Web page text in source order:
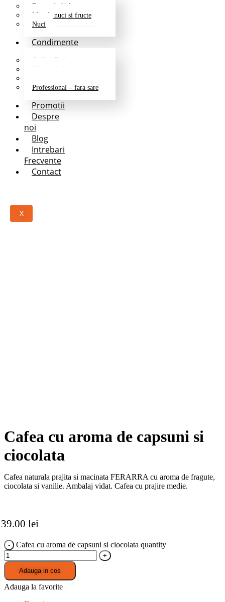
Fructe deshidratate
Mix de nuci si fructe
Nuci
Condimente
Grill si Barbeque
Mixuri de baza
Pentru cartofi
Professional – fara sare
Promotii
Despre
noi
Blog
Intrebari
Frecvente
Contact
X
Cafea cu aroma de capsuni si
ciocolata
Cafea naturala prajita si macinata FERARRA cu aroma de fragute,
ciocolata si vanilie. Ambalaj vidat. Cafea cu prajire medie.
39.00 lei
Cafea cu aroma de capsuni si ciocolata quantity
Adauga in cos
Adauga la favorite